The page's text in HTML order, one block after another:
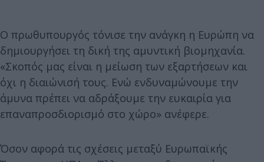
Ο πρωθυπουργός τόνισε την ανάγκη η Ευρώπη να
δημιουργήσει τη δική της αμυντική βιομηχανία.
«Σκοπός μας είναι η μείωση των εξαρτήσεων και
όχι η διαιώνισή τους. Ενώ ενδυναμώνουμε την
άμυνα πρέπει να αδράξουμε την ευκαιρία για
επαναπροσδιορισμό στο χώρο» ανέφερε.
Όσον αφορά τις σχέσεις μεταξύ Ευρωπαϊκής